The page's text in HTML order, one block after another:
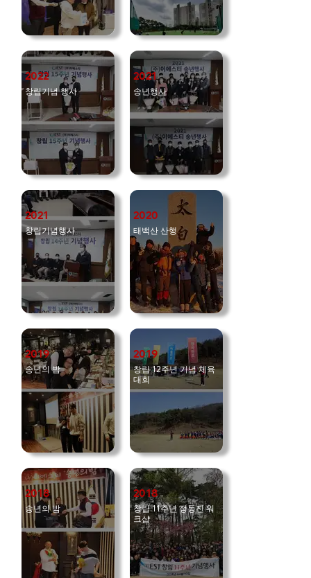
2022
창립기념 행사
2021
송년행사
2021
창립기념행사
2020
태백산 산행
2019
송년의 밤
2019
창립 12주년 기념 체육
대회
2018
송년의 밤
2018
창립 11주년 정동진 워
크샵